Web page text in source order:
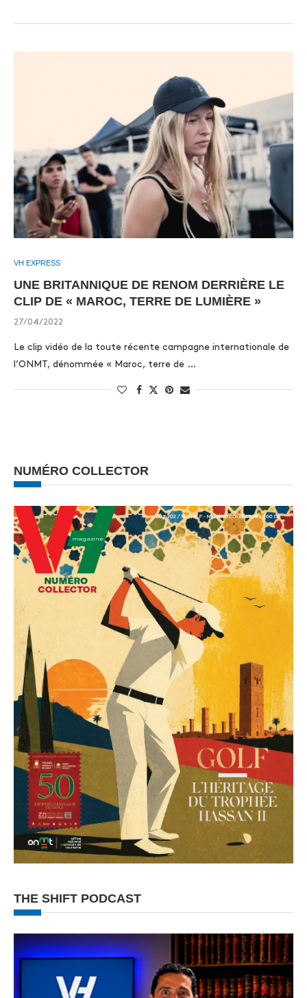
VH EXPRESS
UNE BRITANNIQUE DE RENOM DERRIÈRE LE
CLIP DE « MAROC, TERRE DE LUMIÈRE »
27/04/2022
Le clip vidéo de la toute récente campagne internationale de
l’ONMT, dénommée « Maroc, terre de …
NUMÉRO COLLECTOR
THE SHIFT PODCAST